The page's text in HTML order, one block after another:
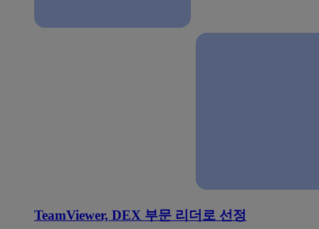
TeamViewer, DEX 부문 리더로 선정